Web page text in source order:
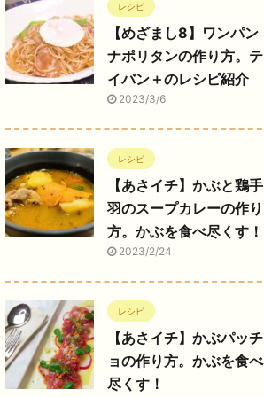
レシピ
【めざまし8】ワンパン
ナポリタンの作り方。テ
イバン＋のレシピ紹介
2023/3/6
レシピ
【あさイチ】かぶと鶏手
羽のスープカレーの作り
方。かぶを食べ尽くす！
2023/2/24
レシピ
【あさイチ】かぶパッチ
ョの作り方。かぶを食べ
尽くす！